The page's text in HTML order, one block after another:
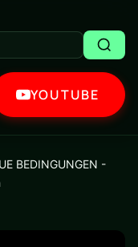
YOUTUBE
BEDINGUNGEN -